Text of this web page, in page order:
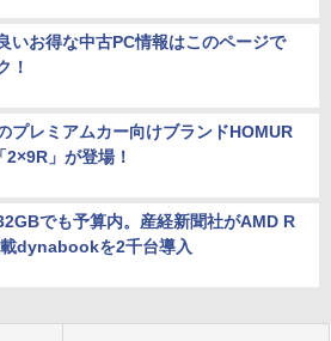
いお得な中古PC情報はこのページで
！
プレミアムカー向けブランドHOMUR
2×9R」が登場！
でも予算内。産経新聞社がAMD R
dynabookを2千台導入